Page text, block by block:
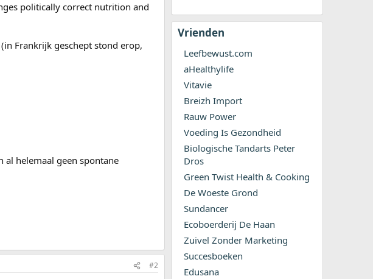
politically correct nutrition and
Frankrijk geschept stond erop,
al helemaal geen spontane
#2
Vrienden
Leefbewust.com
aHealthylife
Vitavie
Breizh Import
Rauw Power
Voeding Is Gezondheid
Biologische Tandarts Peter
Dros
Green Twist Health & Cooking
De Woeste Grond
Sundancer
Ecoboerderij De Haan
Zuivel Zonder Marketing
Succesboeken
Edusana